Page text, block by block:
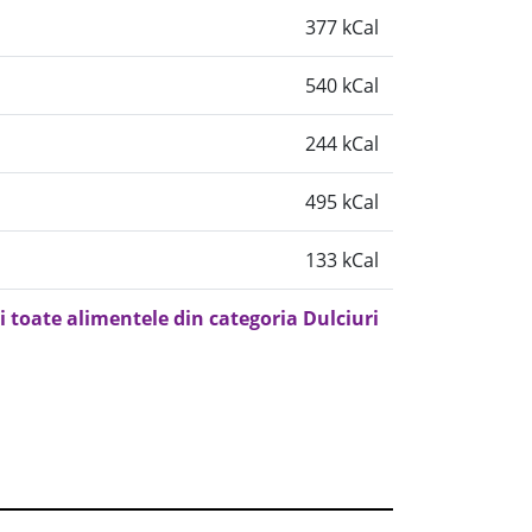
377 kCal
540 kCal
244 kCal
495 kCal
133 kCal
toate alimentele din categoria Dulciuri